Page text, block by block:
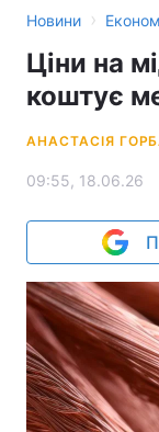
Новини ›
Ціни на
коштує
АНАСТАСІЯ
09:55, 18.06.26